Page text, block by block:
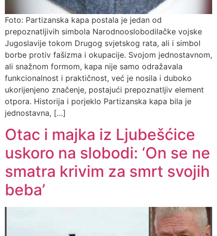
Foto: Partizanska kapa postala je jedan od
prepoznatljivih simbola Narodnooslobodilačke vojske
Jugoslavije tokom Drugog svjetskog rata, ali i simbol
borbe protiv fašizma i okupacije. Svojom jednostavnom,
ali snažnom formom, kapa nije samo odražavala
funkcionalnost i praktičnost, već je nosila i duboko
ukorijenjeno značenje, postajući prepoznatljiv element
otpora. Historija i porjeklo Partizanska kapa bila je
jednostavna, […]
Otac i majka iz Ljubešćice
uskoro na slobodi: ‘On se ne
smatra krivim za smrt svojih
beba’